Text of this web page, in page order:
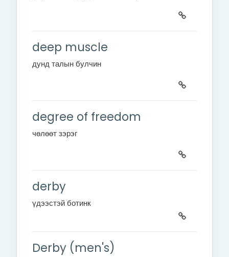
deep muscle
дунд талын булчин
degree of freedom
чөлөөт зэрэг
derby
үдээстэй ботинк
Derby (men's)